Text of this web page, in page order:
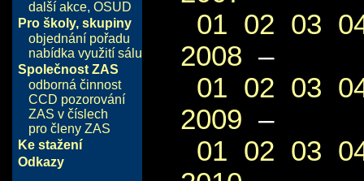
další akce, OSUD
Pro školy, skupiny
objednání pořadu
nabídka využití sálu
Společnost ZAS
odborná činnost
CCD pozorování
ZAS v číslech
pro členy ZAS
Ke stažení
Odkazy
01 02 03
2008 –
01 02 03
2009 –
01 02 03